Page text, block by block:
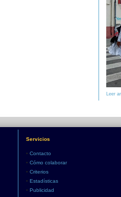
Leer
Servicios
• Contacto
• Cómo colaborar
• Criterios
• Estadísticas
• Publicidad